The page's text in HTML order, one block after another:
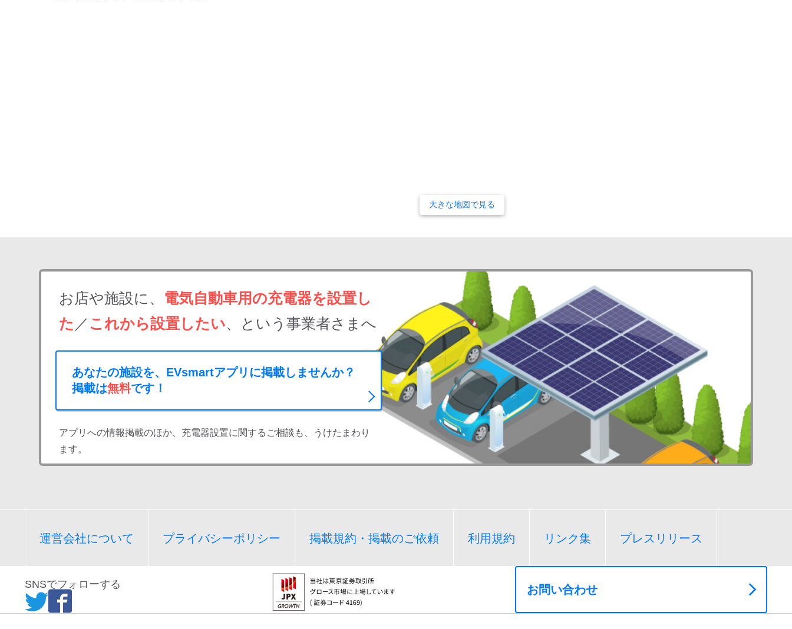
大きな地図で見る
お店や施設に、 電気自動車用の充電器を設置し
た ／ これから設置したい、という事業者さまへ
あなたの施設を、EVsmartアプリに掲載しませんか？
掲載は無料です！
アプリへの情報掲載のほか、充電器設置に関するご相談も、うけたまわり
ます。
運営会社について プライバシーポリシー 掲載規約・掲載のご依頼 利用規約 リンク集 プレスリリース
SNSでフォローする お問い合わせ